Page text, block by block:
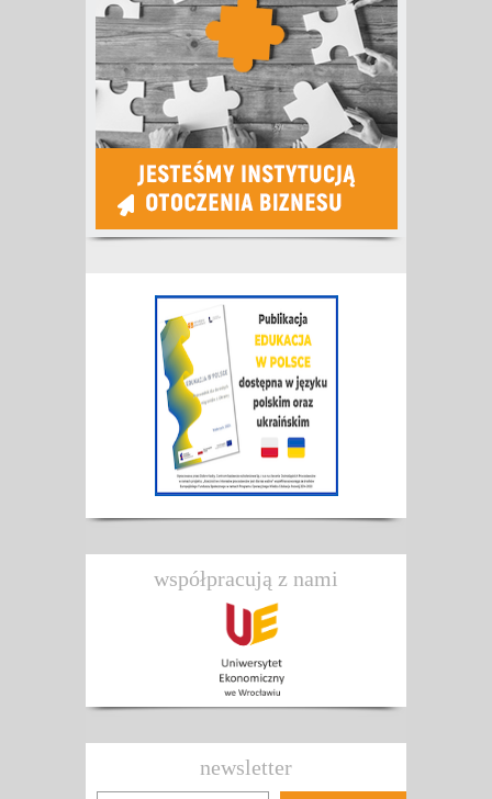
współpracują z nami
newsletter